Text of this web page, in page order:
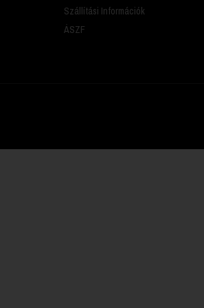
Szállítási Információk
ÁSZF